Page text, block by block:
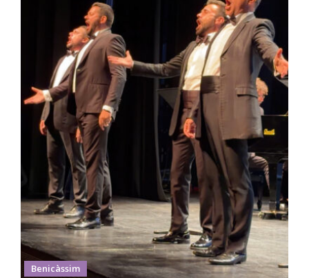
Benicàssim